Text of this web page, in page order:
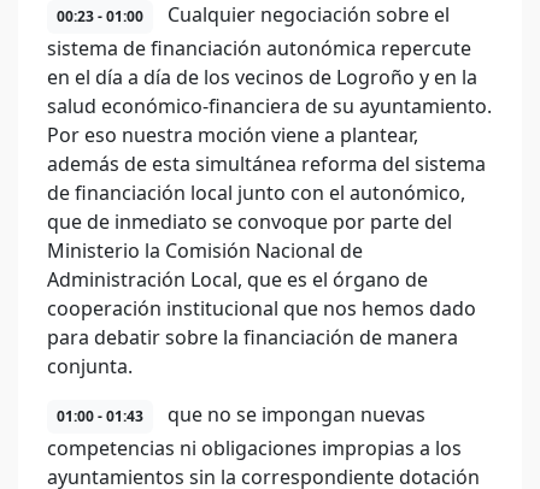
00:23 - 01:00
Cualquier negociación sobre el
sistema de financiación autonómica repercute
en el día a día de los vecinos de Logroño y en la
salud económico-financiera de su ayuntamiento.
Por eso nuestra moción viene a plantear,
además de esta simultánea reforma del sistema
de financiación local junto con el autonómico,
que de inmediato se convoque por parte del
Ministerio la Comisión Nacional de
Administración Local, que es el órgano de
cooperación institucional que nos hemos dado
para debatir sobre la financiación de manera
conjunta.
01:00 - 01:43
que no se impongan nuevas
competencias ni obligaciones impropias a los
ayuntamientos sin la correspondiente dotación